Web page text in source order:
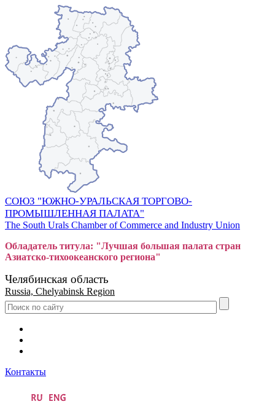
СОЮЗ "ЮЖНО-УРАЛЬСКАЯ ТОРГОВО-
ПРОМЫШЛЕННАЯ ПАЛАТА"
The South Urals Chamber of Commerce and Industry Union
Обладатель титула: "Лучшая большая палата стран
Азиатско-тихоокеанского региона"
Челябинская область
Russia, Chelyabinsk Region
Контакты